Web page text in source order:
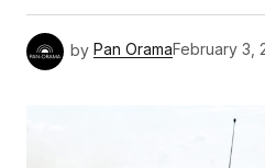
by Pan OramaFebruary 3,